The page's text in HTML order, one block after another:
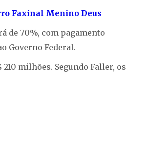
Faxinal Menino Deus
de 70%, com pagamento
Governo Federal.
milhões. Segundo Faller, os